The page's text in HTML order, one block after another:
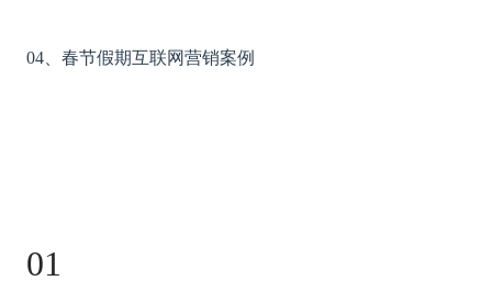
04、 春节假期互联网营销案例
01